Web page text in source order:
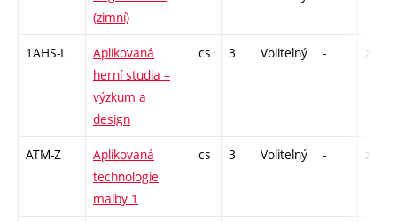
(zimní)
1AHS-L
Aplikovaná
herní studia –
výzkum a
design
cs 3 Volitelný - zk
ATM-Z
Aplikovaná
technologie
malby 1
cs 3 Volitelný - zk